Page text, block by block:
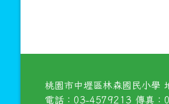
桃園市中壢區林森國民小學
電話：03-4579213 傳真：